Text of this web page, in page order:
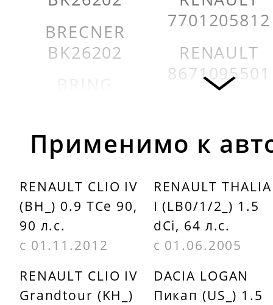
BRECNER
BK26202
BRING
PBS2002E
FAG
713630300
FEBI
05538
7701205812
RENAULT
8671095501
SKF
VKBA3525
STELLOX
4328020SX
60905538
Применимо к
RENAULT CLIO IV
(BH_) 0.9 TCe 90,
90 л.с.
с 01.11.2012
RENAULT CLIO IV
Grandtour (KH_)
RENAULT THALIA
I (LB0/1/2_) 1.5
dCi, 64 л.с.
с 01.06.2005
DACIA LOGAN
Пикап (US_) 1.5